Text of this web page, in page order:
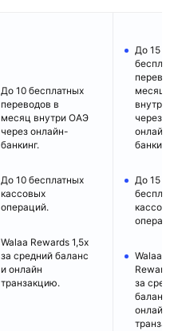
До 10 бесплатных
переводов в
месяц внутри ОАЭ
через онлайн-
банкинг.
До 10 бесплатных
кассовых
операций.
Walaa Rewards 1,5x
за средний баланс
и онлайн
транзакцию.
До 15
месяц
внутри
через
онлайн-
банкинг.
До 15
кассовых
Walaa
Rewards
за
баланс и
онлайн